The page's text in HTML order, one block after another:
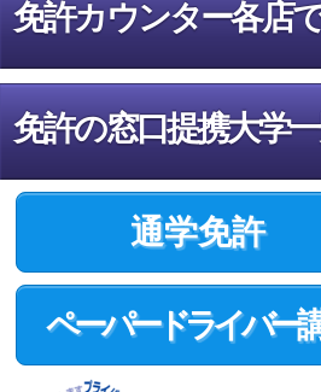
免許カウンター各店
免許の窓口提携大学
通学免許
ペーパードライバー